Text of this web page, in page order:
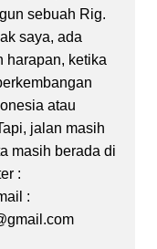
sebuah Rig.
saya, ada
harapan, ketika
atau
jalan masih
masih berada di
:
: